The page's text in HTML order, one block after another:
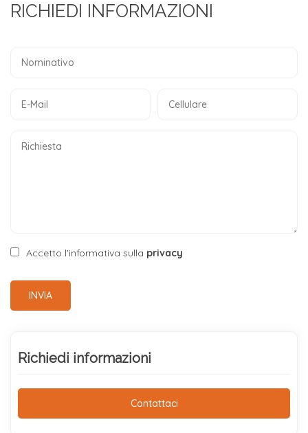
RICHIEDI INFORMAZIONI
Accetto l'informativa sulla privacy
INVIA
Richiedi informazioni
Contattaci